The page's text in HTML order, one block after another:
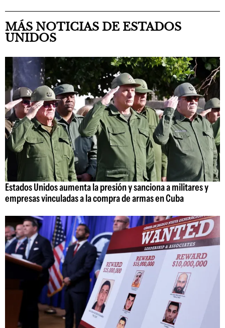
MÁS NOTICIAS DE ESTADOS
UNIDOS
Estados Unidos aumenta la presión y sanciona a militares y
empresas vinculadas a la compra de armas en Cuba